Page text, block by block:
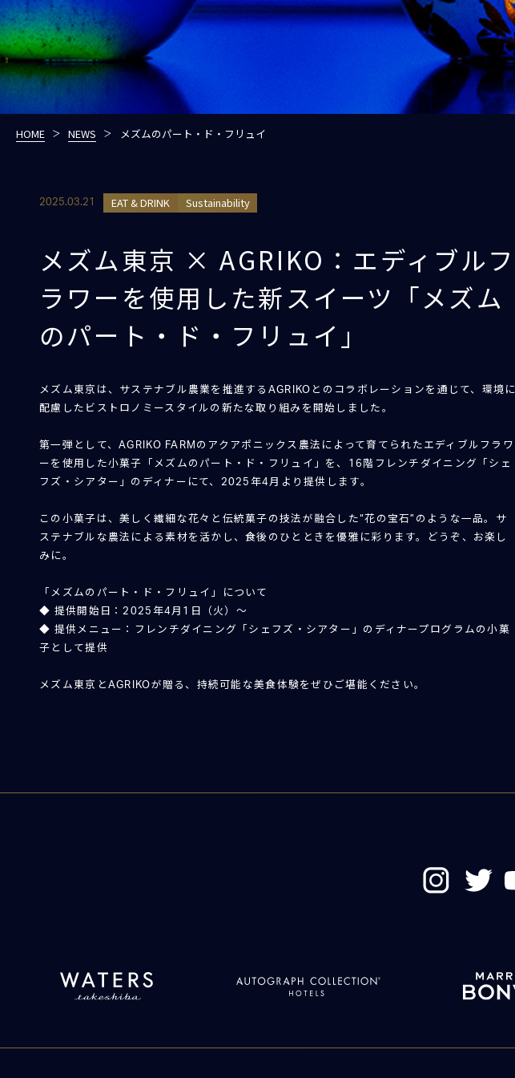
HOME NEWS メズムのパート・ド・フリュイ
2025.03.21 EAT & DRINK Sustainability
メズム東京 × AGRIKO：エディブルフ
ラワーを使用した新スイーツ「メズム
のパート・ド・フリュイ」
メズム東京は、サステナブル農業を推進するAGRIKOとのコラボレーションを通じて、環境に
配慮したビストロノミースタイルの新たな取り組みを開始しました。
第一弾として、AGRIKO FARMのアクアポニックス農法によって育てられたエディブルフラワ
ーを使用した小菓子「メズムのパート・ド・フリュイ」を、16階フレンチダイニング「シェ
フズ・シアター」のディナーにて、2025年4月より提供します。
この小菓子は、美しく繊細な花々と伝統菓子の技法が融合した“花の宝石”のような一品。サ
ステナブルな農法による素材を活かし、食後のひとときを優雅に彩ります。どうぞ、お楽し
みに。
「メズムのパート・ド・フリュイ」について
◆ 提供開始日：2025年4月1日（火）～
◆ 提供メニュー：フレンチダイニング「シェフズ・シアター」のディナープログラムの小菓
子として提供
メズム東京とAGRIKOが贈る、持続可能な美食体験をぜひご堪能ください。